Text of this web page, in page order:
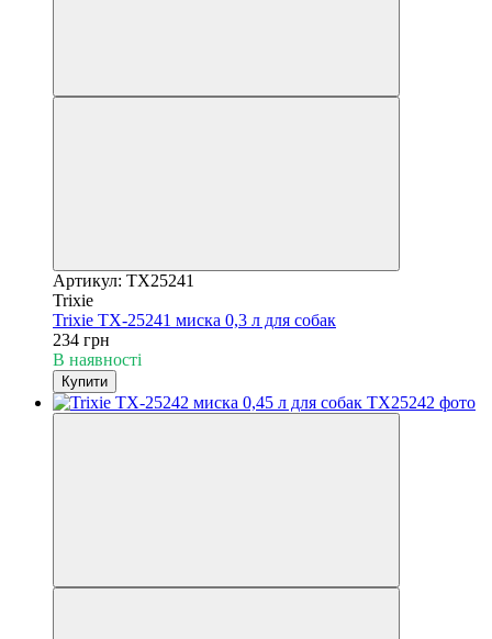
Артикул: TX25241
Trixie
Trixie TX-25241 миска 0,3 л для собак
234 грн
В наявності
Купити